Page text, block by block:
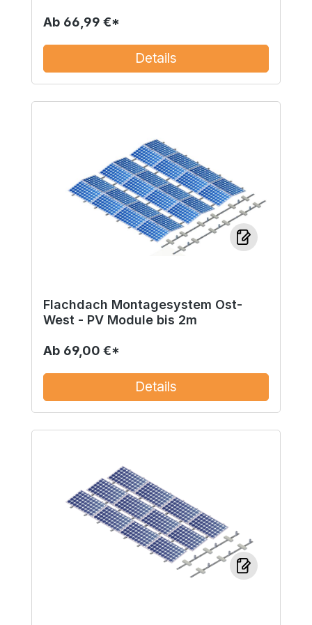
Ab 66,99 €*
Details
Flachdach Montagesystem Ost-
West - PV Module bis 2m
Ab 69,00 €*
Details